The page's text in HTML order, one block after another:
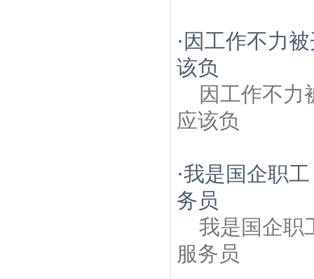
· 因工作不力
该负
因工作不力
应该负
·我是国企职
务员
我是国企职
服务员